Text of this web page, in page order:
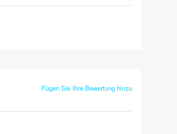
Fügen Sie Ihre Bewertung hinzu